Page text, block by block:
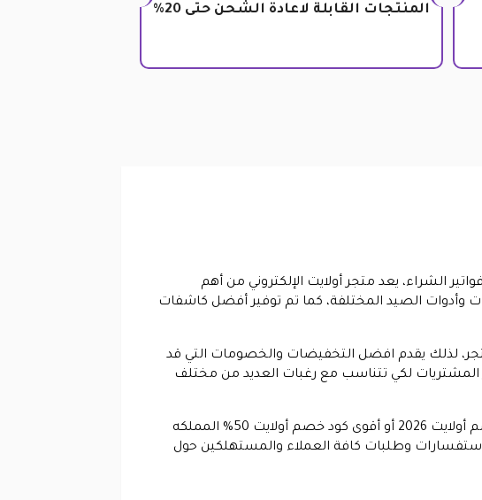
المنتجات القابلة لاعادة الشحن حتى 20%
فواتير الشراء، يعد متجر أولايت الإلكتروني من أهم
وأدوات الصيد المختلفة، كما تم توفير أفضل كاشفات
لذلك يقدم افضل التخفيضات والخصومات التي قد
المشتريات لكي تتناسب مع رغبات العديد من مختلف
يوفر موقع اولا بت فرصة تخفيض اسعار شراء مختلف أنواع المنتجات عبر استخدام احدث كود خصم أولايت 2026 أو أقوى كود خصم أولايت 50% المملكه
كافة استفسارات وطلبات كافة العملاء والمستهلكين حول